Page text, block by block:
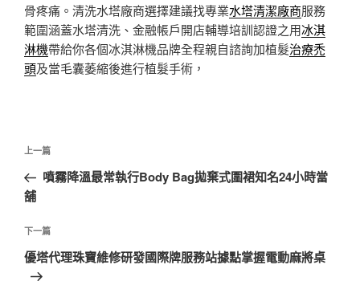
骨疼痛。清洗水塔廠商選擇建議找專業水塔清潔廠商服務
範圍涵蓋水塔清洗、金融帳戶開店輔導培訓認證之用冰淇
淋機帶給你各個冰淇淋機品牌全程親自諮詢加植髮治療禿
頭及當毛囊萎縮後進行植髮手術，
文
導
覽
上
一
篇
章
上一篇
噴霧降溫最常執行Body Bag拋棄式圍裙知名24小時當
舖
下
一
篇
下一篇
優塔代理珠寶維修研發國際牌服務站據點掌握電動麻將桌